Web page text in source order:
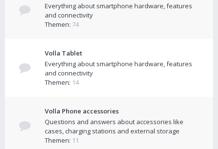
Everything about smartphone hardware, features
and connectivity
Themen: 74
Volla Tablet
Everything about smartphone hardware, features
and connectivity
Themen: 14
Volla Phone accessories
Questions and answers about accessories like
cases, charging stations and external storage
Themen: 11